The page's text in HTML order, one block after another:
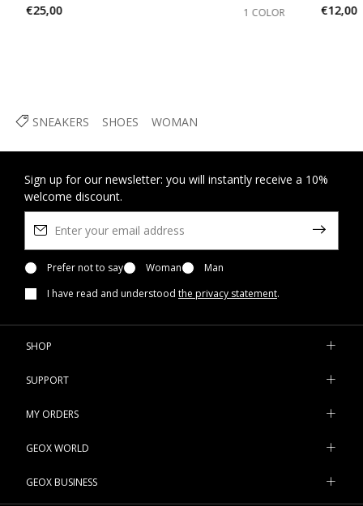
SNEAKERS SHOES WOMAN
€25,00
1 COLOR
€12,00
Sign up for our newsletter: you will instantly receive a 10%
welcome discount.
Prefer not to say Woman
Man
I have read and understood the privacy statement.
SHOP
SUPPORT
MY ORDERS
GEOX WORLD
GEOX BUSINESS